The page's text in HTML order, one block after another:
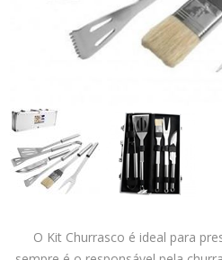
O Kit Churrasco é ideal para